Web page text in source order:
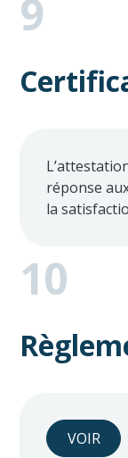
9
réponse
la
10
VOIR